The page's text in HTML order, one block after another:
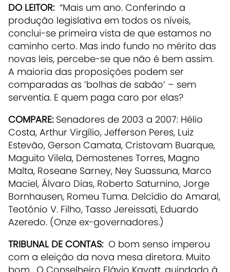
DO LEITOR:“Mais um ano. Conferindo a
produção legislativa em todos os níveis,
conclui-se primeira vista de que estamos no
caminho certo. Mas indo fundo no mérito das
novas leis, percebe-se que não é bem assim.
A maioria das proposições podem ser
comparadas as ’bolhas de sabão’ – sem
serventia. E quem paga caro por elas?
COMPARE:Senadores de 2003 a 2007: Hélio
Costa, Arthur Virgílio, Jefferson Peres, Luiz
Estevão, Gerson Camata, Cristovam Buarque,
Maguito Vilela, Demostenes Torres, Magno
Malta, Roseane Sarney, Ney Suassuna, Marco
Maciel, Álvaro Dias, Roberto Saturnino, Jorge
Bornhausen, Romeu Tuma. Delcídio do Amaral,
Teotônio V. Filho, Tasso Jereissati, Eduardo
Azeredo. (Onze ex-governadores.)
TRIBUNAL DE CONTAS:O bom senso imperou
com a eleição da nova mesa diretora. Muito